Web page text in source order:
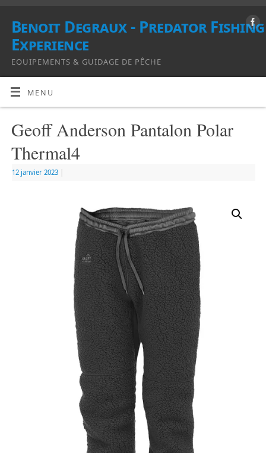
Benoit Degraux - Predator Fishing
Experience
EQUIPEMENTS & GUIDAGE DE PÊCHE
MENU
Geoff Anderson Pantalon Polar
Thermal4
12 janvier 2023